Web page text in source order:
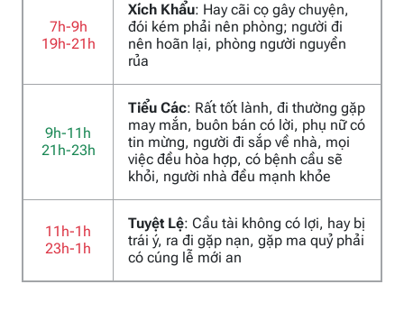
7h-9h
19h-21h
Xích Khẩu: Hay cãi cọ gây chuyện,
đói kém phải nên phòng; người đi
nên hoãn lại, phòng người nguyền
rủa
9h-11h
21h-23h
Tiểu Các: Rất tốt lành, đi thường gặp
may mắn, buôn bán có lời, phụ nữ có
tin mừng, người đi sắp về nhà, mọi
việc đều hòa hợp, có bệnh cầu sẽ
khỏi, người nhà đều mạnh khỏe
11h-1h
23h-1h
Tuyệt Lệ: Cầu tài không có lợi, hay bị
trái ý, ra đi gặp nạn, gặp ma quỷ phải
có cúng lễ mới an